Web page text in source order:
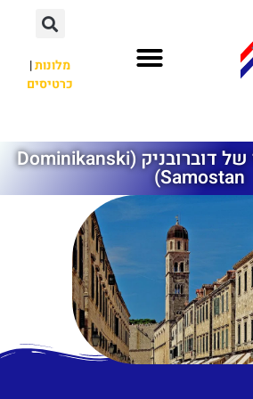
מלונות
המנזר הדומניקני של דוברובניק (Dominikanski